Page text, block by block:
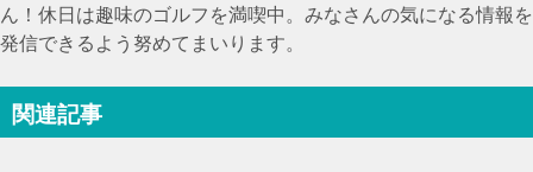
ん！休日は趣味のゴルフを満喫中。みなさんの気になる情報を
発信できるよう努めてまいります。
関連記事